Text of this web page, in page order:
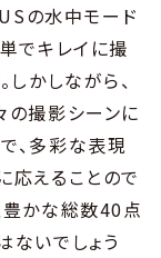
の水中モード
でキレイに撮
しかしながら、
の撮影シーンに
、多彩な表現
応えることので
豊かな総数40点
ないでしょう